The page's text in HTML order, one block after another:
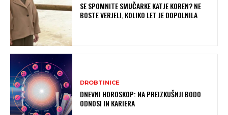
SE SPOMNITE SMUČARKE KATJE KOREN? NE
BOSTE VERJELI, KOLIKO LET JE DOPOLNILA
DROBTINICE
DNEVNI HOROSKOP: NA PREIZKUŠNJI BODO
ODNOSI IN KARIERA